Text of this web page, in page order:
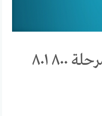
حل كلمات كراش مرحلة ٨٠٠ ٨٠١